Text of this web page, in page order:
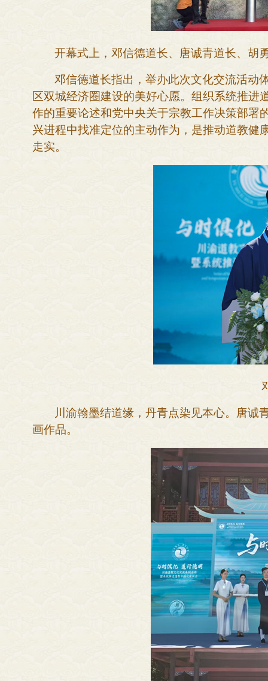
开幕式上，邓信德道长、唐诚青道长、胡
邓信德道长指出，举办此次文化交流活动
区双城经济圈建设的美好心愿。组织系统推进
作的重要论述和党中央关于宗教工作决策部署
兴进程中找准定位的主动作为，是推动道教健
走实。
川渝翰墨结道缘，丹青点染见本心。唐诚
画作品。